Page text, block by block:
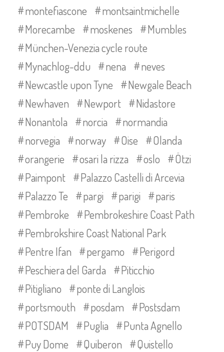
montefiascone
montsaintmichelle
Morecambe
moskenes
Mumbles
München-Venezia cycle route
Mynachlog-ddu
nena
neves
Newcastle upon Tyne
Newgale Beach
Newhaven
Newport
Nidastore
Nonantola
norcia
normandia
norvegia
norway Oise
Olanda
orangerie
osari la rizza oslo
Ötzi
Paimpont
Palazzo Castelli di Arcevia
Palazzo Te
pargi parigi
paris
Pembroke
Pembrokeshire Coast Path
Pembrokshire Coast National Park
Pentre Ifan
pergamo
Perigord
Peschiera del Garda
Piticchio
Pitigliano
ponte di Langlois
portsmouth
posdam
Postsdam
POTSDAM
Puglia
Punta Agnello
Puy Dome
Quiberon
Quistello